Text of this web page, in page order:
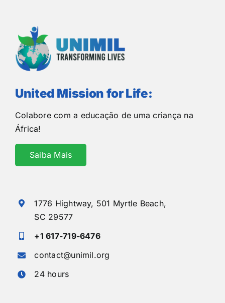
United Mission for Life:
Colabore com a educação de uma criança na
África!
Saiba Mais
1776 Hightway, 501 Myrtle Beach,
SC 29577
+1 617-719-6476
contact@unimil.org
24 hours